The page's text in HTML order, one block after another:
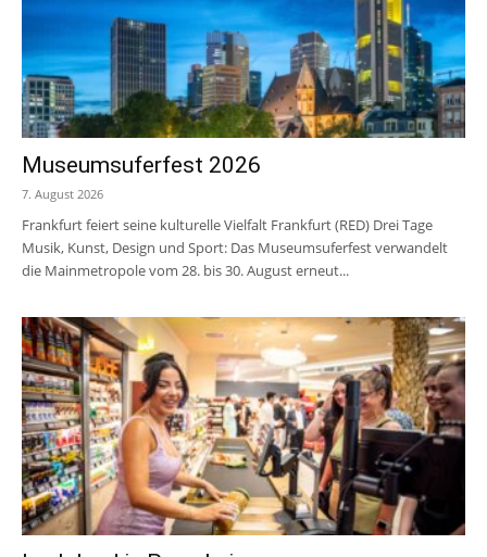
Museumsuferfest 2026
7. August 2026
Frankfurt feiert seine kulturelle Vielfalt Frankfurt (RED) Drei Tage
Musik, Kunst, Design und Sport: Das Museumsuferfest verwandelt
die Mainmetropole vom 28. bis 30. August erneut...